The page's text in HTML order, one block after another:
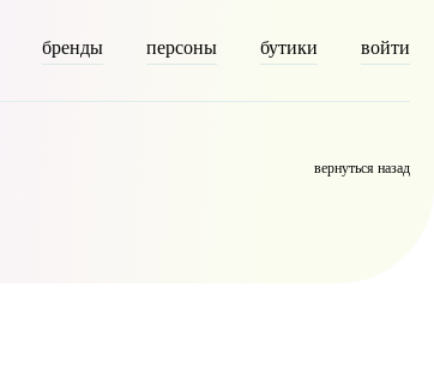
бренды персоны бутики войти
вернуться назад